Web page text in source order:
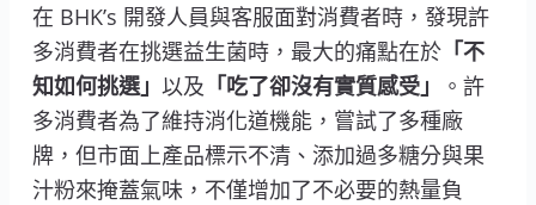
在 BHK’s 開發人員與客服面對消費者時，發現許
多消費者在挑選益生菌時，最大的痛點在於 「不
知如何挑選」以及 「吃了卻沒有實質感受」
。許
多消費者為了維持消化道機能，嘗試了多種廠
牌，但市面上產品標示不清、添加過多糖分與果
汁粉來掩蓋氣味，不僅增加了不必要的熱量負